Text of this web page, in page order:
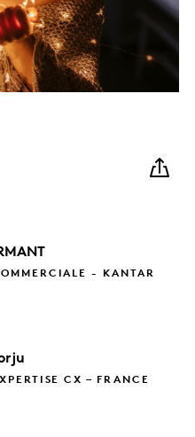
- KANTAR
CX – FRANCE